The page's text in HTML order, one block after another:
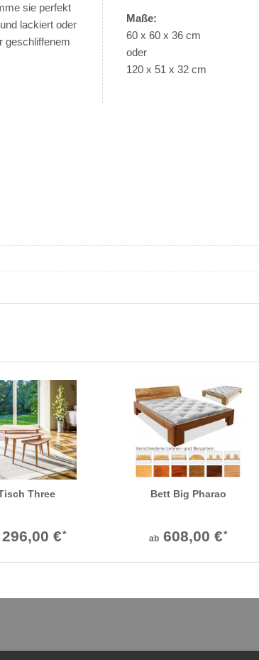
sie perfekt
lackiert oder
geschliffenem
Maße:
60 x 60 x 36 cm
oder
120 x 51 x 32 cm
Three
€*
Bett Big Pharao
ab 608,00 €*